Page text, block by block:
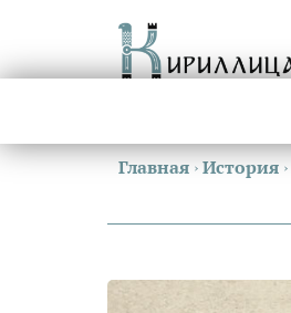
Главная ›История ›